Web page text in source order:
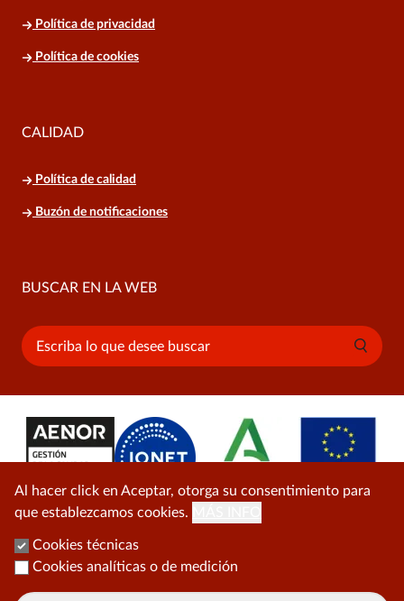
Política de privacidad
Política de cookies
CALIDAD
Política de calidad
Buzón de notificaciones
BUSCAR EN LA WEB
Buscar
Al hacer click en Aceptar, otorga su consentimiento para
que establezcamos cookies.
Cookies técnicas
Cookies analíticas o de medición